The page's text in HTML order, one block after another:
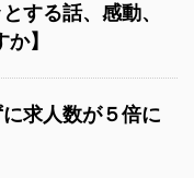
する話、感動、
】
求人数が５倍に